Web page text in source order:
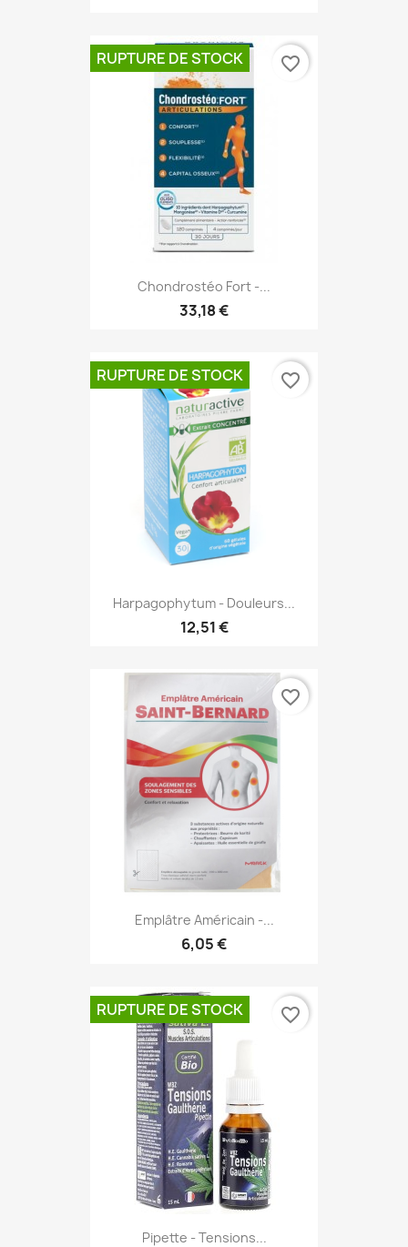
Chondrostéo Fort -...
33,18 €
RUPTURE DE STOCK favorite_border
Harpagophytum - Douleurs...
12,51 €
RUPTURE DE STOCK favorite_border
Emplâtre Américain -...
6,05 €
favorite_border
Pipette - Tensions...
RUPTURE DE STOCK favorite_border